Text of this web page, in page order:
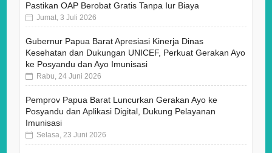
Pastikan OAP Berobat Gratis Tanpa Iur Biaya
Jumat, 3 Juli 2026
Gubernur Papua Barat Apresiasi Kinerja Dinas
Kesehatan dan Dukungan UNICEF, Perkuat Gerakan Ayo
ke Posyandu dan Ayo Imunisasi
Rabu, 24 Juni 2026
Pemprov Papua Barat Luncurkan Gerakan Ayo ke
Posyandu dan Aplikasi Digital, Dukung Pelayanan
Imunisasi
Selasa, 23 Juni 2026